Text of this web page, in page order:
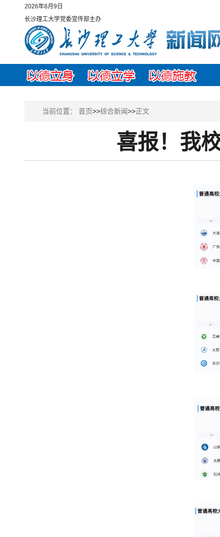
2026年8月9日
长沙理工大学党委宣传部主办
当前位置： 首页>>综合新闻>>正文
喜报！我